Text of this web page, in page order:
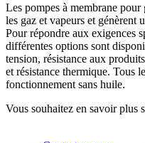
Les pompes à membrane
les gaz et vapeurs et génèrent
Pour répondre aux exigences
différentes options sont
tension, résistance aux
et résistance thermique. Tous
fonctionnement sans huile.
Vous souhaitez en savoir plus